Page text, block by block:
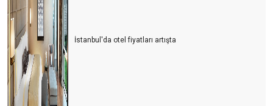
İstanbul'da otel fiyatları artışta